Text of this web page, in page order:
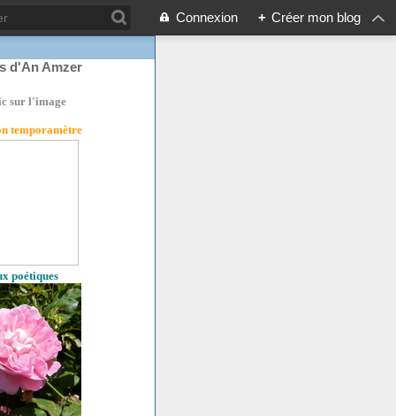
Connexion + Créer mon blog
d'An Amzer
sur l'image
temporamètre
poétiques